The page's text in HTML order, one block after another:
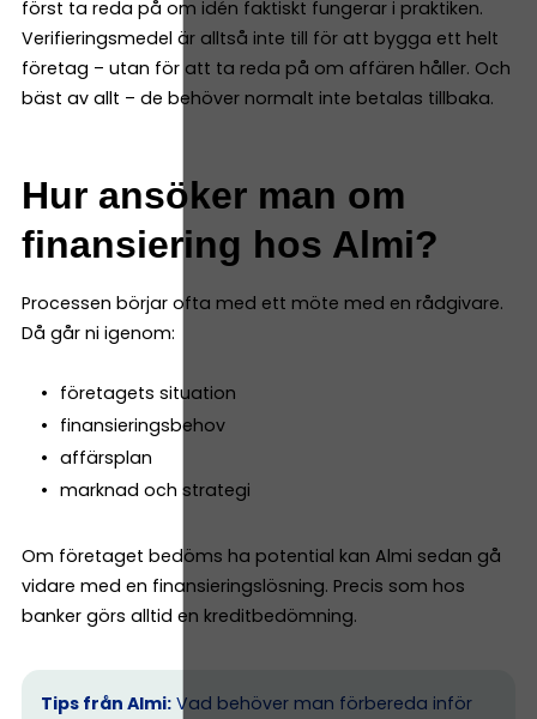
först ta reda på om idén faktiskt fungerar i praktiken.
Verifieringsmedel är alltså inte till för att bygga ett helt
företag – utan för att ta reda på om affären håller. Och
bäst av allt – de behöver normalt inte betalas tillbaka.
Hur ansöker man om
finansiering hos Almi?
Processen börjar ofta med ett möte med en rådgivare.
Då går ni igenom:
företagets situation
finansieringsbehov
affärsplan
marknad och strategi
Om företaget bedöms ha potential kan Almi sedan gå
vidare med en finansieringslösning. Precis som hos
banker görs alltid en kreditbedömning.
Tips från Almi: Vad behöver man förbereda inför